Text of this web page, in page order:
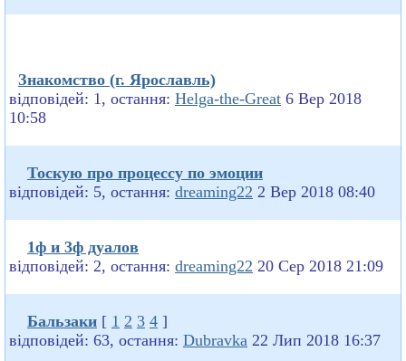
Знакомство (г. Ярославль)
відповідей: 1, остання: Helga-the-Great 6 Вер 2018
10:58
Тоскую про процессу по эмоции
відповідей: 5, остання: dreaming22 2 Вер 2018 08:40
1ф и 3ф дуалов
відповідей: 2, остання: dreaming22 20 Сер 2018 21:09
Бальзаки [ 1 2 3 4 ]
відповідей: 63, остання: Dubravka 22 Лип 2018 16:37